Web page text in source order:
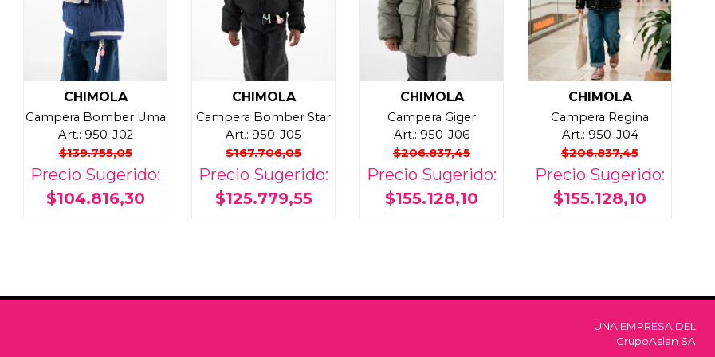
CHIMOLA
Campera Bomber Uma
Art.: 950-J02
$139.755,05
Precio Sugerido:
$104.816,30
CHIMOLA
Campera Bomber Star
Art.: 950-J05
$167.706,05
Precio Sugerido:
$125.779,55
CHIMOLA
Campera Giger
Art.: 950-J06
$206.837,45
Precio Sugerido:
$155.128,10
CHIMOLA
Campera Regina
Art.: 950-J04
$206.837,45
Precio Sugerido:
$155.128,10
UNA EMPRESA DEL
GrupoAslan SA